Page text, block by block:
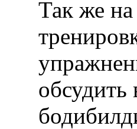
Так же